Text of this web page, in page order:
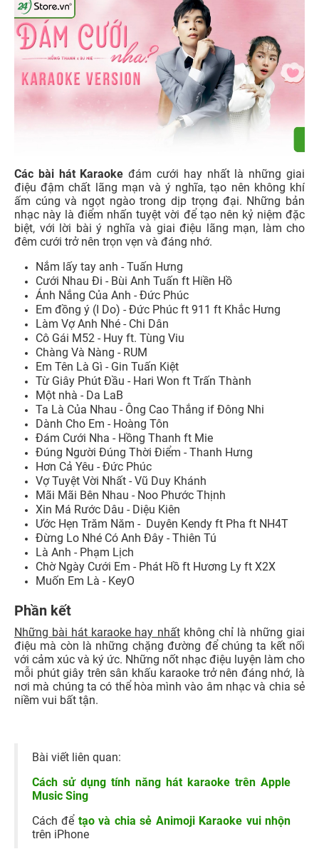
Các bài hát Karaoke đám cưới hay nhất là những giai
điệu đậm chất lãng mạn và ý nghĩa, tạo nên không khí
ấm cúng và ngọt ngào trong dịp trọng đại. Những bản
nhạc này là điểm nhấn tuyệt vời để tạo nên kỷ niệm đặc
biệt, với lời bài ý nghĩa và giai điệu lãng mạn, làm cho
đêm cưới trở nên trọn vẹn và đáng nhớ.
Nắm lấy tay anh - Tuấn Hưng
Cưới Nhau Đi - Bùi Anh Tuấn ft Hiền Hồ
Ánh Nắng Của Anh - Đức Phúc
Em đồng ý (I Do) - Đức Phúc ft 911 ft Khắc Hưng
Làm Vợ Anh Nhé - Chi Dân
Cô Gái M52 - Huy ft. Tùng Viu
Chàng Và Nàng - RUM
Em Tên Là Gì - Gin Tuấn Kiệt
Từ Giây Phút Đầu - Hari Won ft Trấn Thành
Một nhà - Da LaB
Ta Là Của Nhau - Ông Cao Thắng if Đông Nhi
Dành Cho Em - Hoàng Tôn
Đám Cưới Nha - Hồng Thanh ft Mie
Đúng Người Đúng Thời Điểm - Thanh Hưng
Hơn Cả Yêu - Đức Phúc
Vợ Tuyệt Vời Nhất - Vũ Duy Khánh
Mãi Mãi Bên Nhau - Noo Phước Thịnh
Xin Má Rước Dâu - Diệu Kiên
Ước Hẹn Trăm Năm - Duyên Kendy ft Pha ft NH4T
Đừng Lo Nhé Có Anh Đây - Thiên Tú
Là Anh - Phạm Lịch
Chờ Ngày Cưới Em - Phát Hồ ft Hương Ly ft X2X
Muốn Em Là - KeyO
Phần kết
Những bài hát karaoke hay nhấtkhông chỉ là những giai
điệu mà còn là những chặng đường để chúng ta kết nối
với cảm xúc và ký ức. Những nốt nhạc điệu luyện làm cho
mỗi phút giây trên sân khấu karaoke trở nên đáng nhớ, là
nơi mà chúng ta có thể hòa mình vào âm nhạc và chia sẻ
niềm vui bất tận.
Bài viết liên quan:
Cách sử dụng tính năng hát karaoke trên Apple
Music Sing
Cách để tạo và chia sẻ Animoji Karaoke vui nhộn
trên iPhone